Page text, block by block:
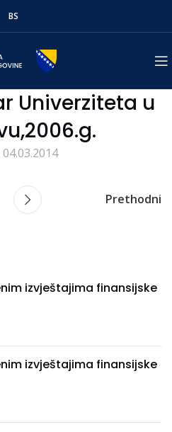
BS
Univerziteta u
04.03.2014
Prethodni
izvještajima finansijske
izvještajima finansijske